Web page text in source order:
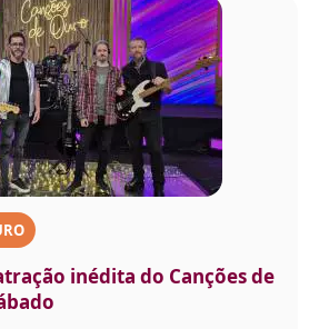
inédita do Canções de